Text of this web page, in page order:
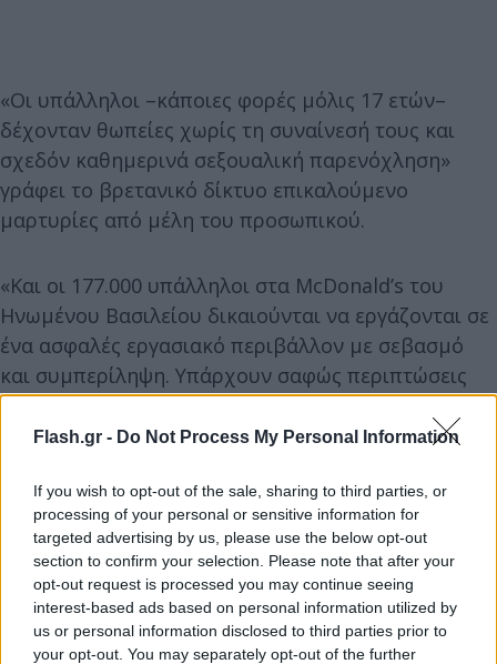
Flash.gr - Do Not Process My Personal Information
If you wish to opt-out of the sale, sharing to third parties, or
processing of your personal or sensitive information for
targeted advertising by us, please use the below opt-out
section to confirm your selection. Please note that after your
opt-out request is processed you may continue seeing
interest-based ads based on personal information utilized by
us or personal information disclosed to third parties prior to
your opt-out. You may separately opt-out of the further
«Οι υπάλληλοι –κάποιες φορές μόλις 17 ετών–
δέχονταν θωπείες χωρίς τη συναίνεσή τους και
σχεδόν καθημερινά σεξουαλική παρενόχληση»
γράφει το βρετανικό δίκτυο επικαλούμενο
μαρτυρίες από μέλη του προσωπικού.
«Και οι 177.000 υπάλληλοι στα McDonald’s του
Ηνωμένου Βασιλείου δικαιούνται να εργάζονται σε
ένα ασφαλές εργασιακό περιβάλλον με σεβασμό
και συμπερίληψη. Υπάρχουν σαφώς περιπτώσεις
όπου υπήρξαμε ανεπαρκείς και γι’ αυτές ζητούμε
ταπεινά συγγνώμη» δήλωσε ο Άλαστερ Μακρόοου